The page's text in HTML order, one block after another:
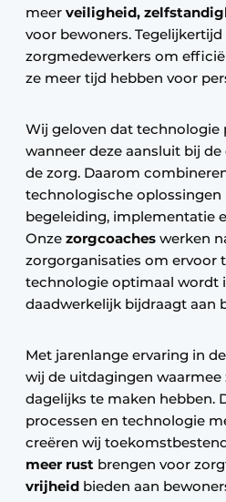
meer veiligheid,
voor bewoners.
zorgmedewerkers om
ze meer tijd hebben voor
Wij geloven dat technologie
wanneer deze aansluit bij
de zorg. Daarom
technologische
begeleiding, implementatie
Onze zorgcoaches werken
zorgorganisaties om ervoor
technologie optimaal wordt
daadwerkelijk bijdraagt aan
Met jarenlange ervaring in
wij de uitdagingen waarmee
dagelijks te maken hebben.
processen en technologie
creëren wij
meer rust brengen voor
vrijheid bieden aan